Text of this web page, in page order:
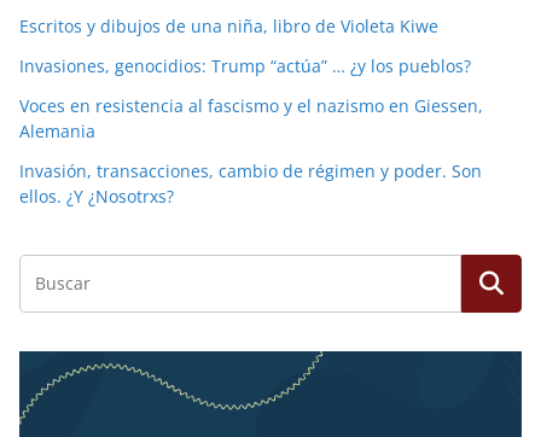
Escritos y dibujos de una niña, libro de Violeta Kiwe
Invasiones, genocidios: Trump “actúa” … ¿y los pueblos?
Voces en resistencia al fascismo y el nazismo en Giessen,
Alemania
Invasión, transacciones, cambio de régimen y poder. Son
ellos. ¿Y ¿Nosotrxs?